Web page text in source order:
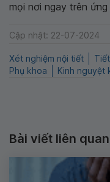
mọi nơi ngay trên ứng
Cập nhật: 22-07-2024
Xét nghiệm nội tiết
Phụ khoa
Kinh nguyệt
Bài viết liên quan